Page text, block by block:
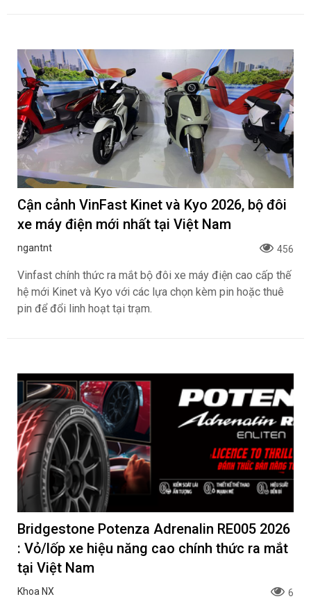
Cận cảnh VinFast Kinet và Kyo 2026, bộ đôi
xe máy điện mới nhất tại Việt Nam
ngantnt 456
Vinfast chính thức ra mắt bộ đôi xe máy điện cao cấp thế
hệ mới Kinet và Kyo với các lựa chọn kèm pin hoặc thuê
pin để đổi linh hoạt tại trạm.
Bridgestone Potenza Adrenalin RE005 2026
: Vỏ/lốp xe hiệu năng cao chính thức ra mắt
tại Việt Nam
Khoa NX 6